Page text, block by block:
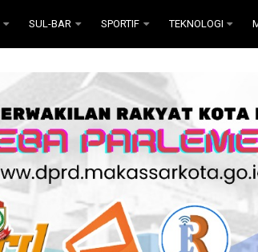
SUL-BAR SPORTIF TEKNOLOGI